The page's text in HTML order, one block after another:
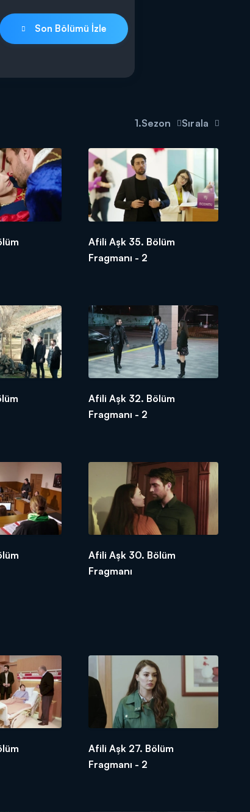
Son Bölümü İzle
1.Sezon Sırala
Afili Aşk 35. Bölüm
Fragmanı - 2
Afili Aşk 32. Bölüm
Fragmanı - 2
Afili Aşk 30. Bölüm
Fragmanı
Afili Aşk 27. Bölüm
Fragmanı - 2